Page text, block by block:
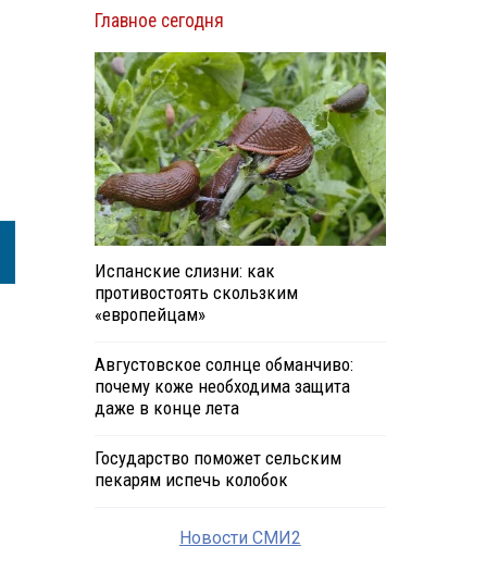
Главное сегодня
Испанские слизни: как
противостоять скользким
«европейцам»
Августовское солнце обманчиво:
почему коже необходима защита
даже в конце лета
Государство поможет сельским
пекарям испечь колобок
Новости СМИ2